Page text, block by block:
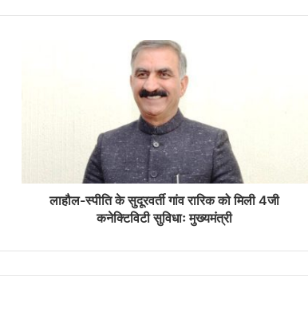
लाहौल-स्पीति के सुदूरवर्ती गांव रारिक को मिली 4जी
कनेक्टिविटी सुविधाः मुख्यमंत्री